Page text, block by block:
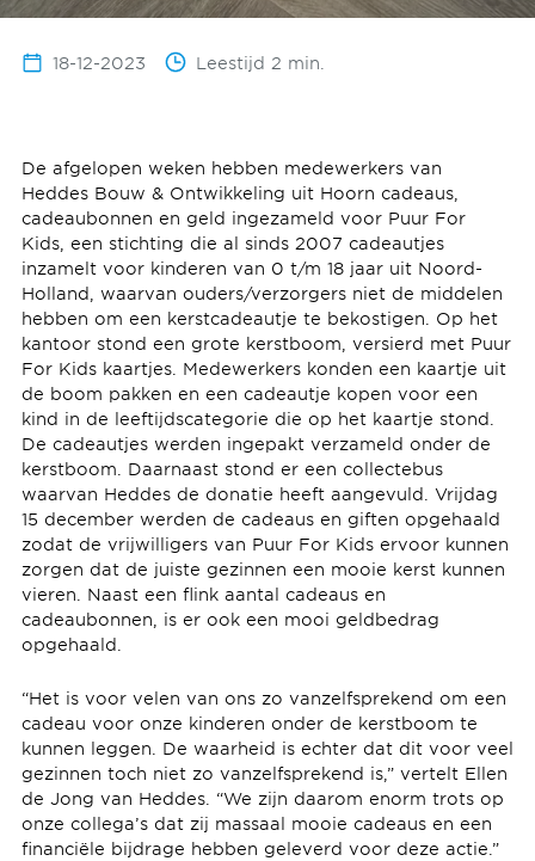
18-12-2023 Leestijd 2 min.
De afgelopen weken hebben medewerkers van
Heddes Bouw & Ontwikkeling uit Hoorn cadeaus,
cadeaubonnen en geld ingezameld voor Puur For
Kids, een stichting die al sinds 2007 cadeautjes
inzamelt voor kinderen van 0 t/m 18 jaar uit Noord-
Holland, waarvan ouders/verzorgers niet de middelen
hebben om een kerstcadeautje te bekostigen. Op het
kantoor stond een grote kerstboom, versierd met Puur
For Kids kaartjes. Medewerkers konden een kaartje uit
de boom pakken en een cadeautje kopen voor een
kind in de leeftijdscategorie die op het kaartje stond.
De cadeautjes werden ingepakt verzameld onder de
kerstboom. Daarnaast stond er een collectebus
waarvan Heddes de donatie heeft aangevuld. Vrijdag
15 december werden de cadeaus en giften opgehaald
zodat de vrijwilligers van Puur For Kids ervoor kunnen
zorgen dat de juiste gezinnen een mooie kerst kunnen
vieren. Naast een flink aantal cadeaus en
cadeaubonnen, is er ook een mooi geldbedrag
opgehaald.
“Het is voor velen van ons zo vanzelfsprekend om een
cadeau voor onze kinderen onder de kerstboom te
kunnen leggen. De waarheid is echter dat dit voor veel
gezinnen toch niet zo vanzelfsprekend is,” vertelt Ellen
de Jong van Heddes. “We zijn daarom enorm trots op
onze collega’s dat zij massaal mooie cadeaus en een
financiële bijdrage hebben geleverd voor deze actie.”